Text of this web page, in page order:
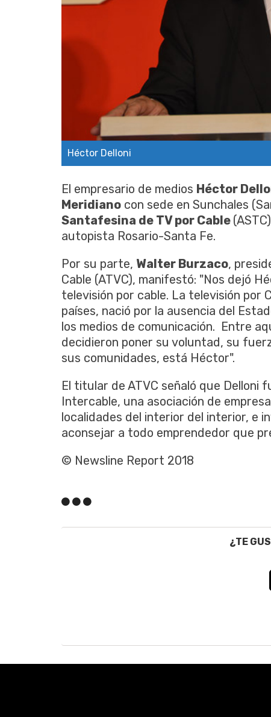
Héctor Delloni
El empresario de medios Héctor
Meridiano con sede en Sunchales
Santafesina de TV por Cable
autopista Rosario-Santa Fe.
Por su parte, Walter Burzaco,
Cable (ATVC), manifestó: "Nos dejó
televisión por cable. La televisión por
países, nació por la ausencia del
los medios de comunicación. Entre
decidieron poner su voluntad, su
sus comunidades, está Héctor".
El titular de ATVC señaló que Delloni
Intercable, una asociación de
localidades del interior del interior, e
aconsejar a todo emprendedor que
© Newsline Report 2018
¿TE